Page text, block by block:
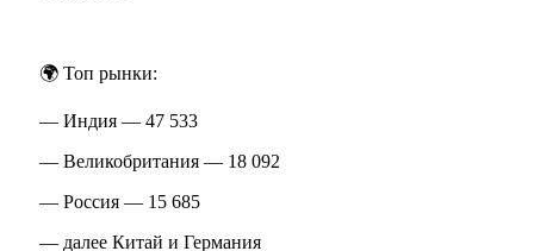
🌍 Топ рынки:
— Индия — 47 533
— Великобритания — 18 092
— Россия — 15 685
— далее Китай и Германия